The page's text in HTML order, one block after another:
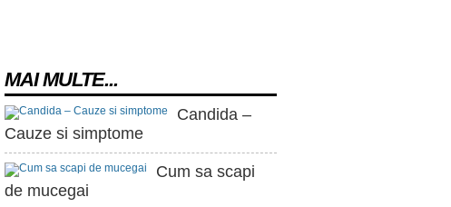
MAI MULTE...
Candida –
Cauze si simptome
Cum sa scapi
de mucegai